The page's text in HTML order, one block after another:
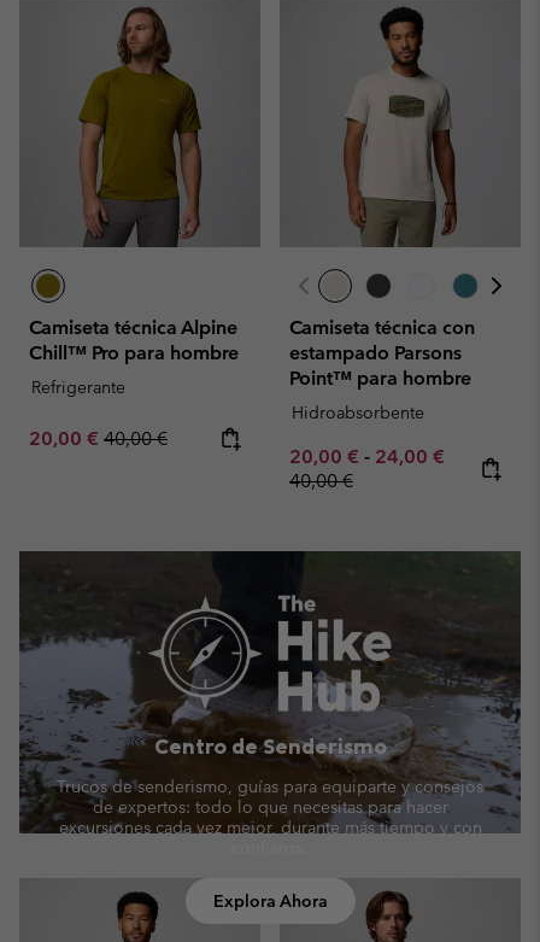
Camiseta técnica Alpine
Chill™ Pro para hombre
Refrigerante
Sale price:
20,00 € Regular price:
40,00 €
Camiseta técnica con
estampado Parsons
Point™ para hombre
Hidroabsorbente
Minimum sale price:
20,00 € - Maximum sale
24,00 € Regular
40,00 €
Centro de Senderismo
Trucos de senderismo, guías para equiparte y consejos
de expertos: todo lo que necesitas para hacer
excursiones cada vez mejor, durante más tiempo y con
Explora Ahora